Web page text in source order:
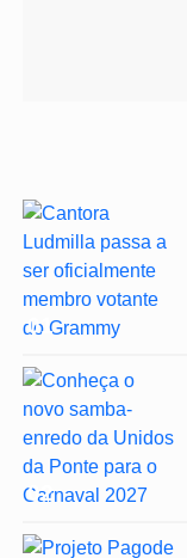
01
02